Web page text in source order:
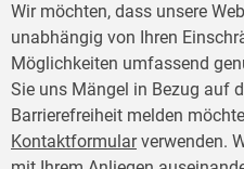
Wir möchten, dass unsere
unabhängig von Ihren
Möglichkeiten umfassend
Sie uns Mängel in Bezug auf
Barrierefreiheit melden
Kontaktformularverwenden.